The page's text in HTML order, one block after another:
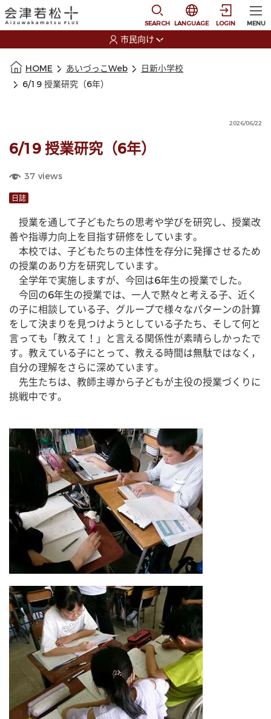
SEARCH
選択すると言語の切
LANGUAGE LOGIN MENU
市民向け
HOME あいづっこWeb
日新小学校
6/19 授業研究（6年）
2026/06/22
6/19 授業研究（6年）
37 views
日誌
授業を通して子どもたちの思考や学びを研究し、授業改
善や指導力向上を目指す研修をしています。
本校では、子どもたちの主体性を存分に発揮させるため
の授業のあり方を研究しています。
全学年で実施しますが、今回は6年生の授業でした。
今回の6年生の授業では、一人で黙々と考える子、近く
の子に相談している子、グループで様々なパターンの計算
をして決まりを見つけようとしている子たち、そして何と
言っても「教えて！」と言える関係性が素晴らしかったで
す。教えている子にとって、教える時間は無駄ではなく，
自分の理解をさらに深めています。
先生たちは、教師主導から子どもが主役の授業づくりに
挑戦中です。